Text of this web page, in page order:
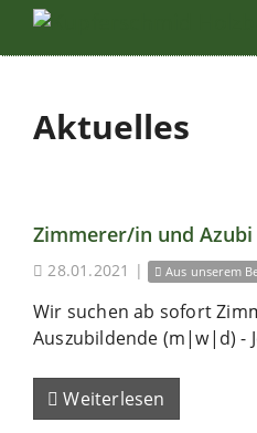
Aktuelles
Zimmerer/in und Azubi
28.01.2021 | Aus unserem
Wir suchen ab sofort
Auszubildende (m|w|d) -
Weiterlesen